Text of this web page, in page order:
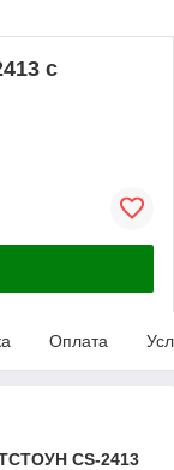
с
Оплата
CS-2413